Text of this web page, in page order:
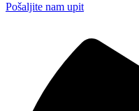
Pošaljite nam upit